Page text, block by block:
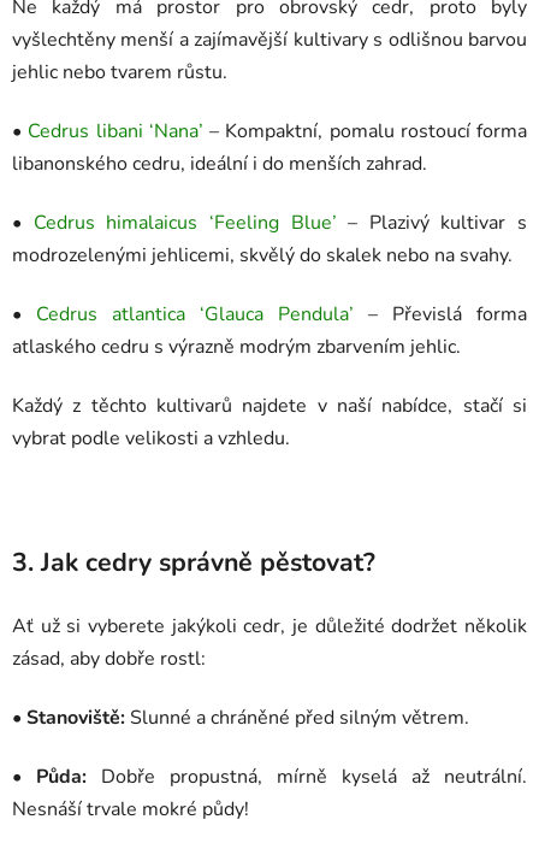
Ne každý má prostor pro obrovský cedr, proto byly
vyšlechtěny menší a zajímavější kultivary s odlišnou barvou
jehlic nebo tvarem růstu.
• Cedrus libani ‘Nana’ – Kompaktní, pomalu rostoucí forma
libanonského cedru, ideální i do menších zahrad.
• Cedrus himalaicus ‘Feeling Blue’ – Plazivý kultivar s
modrozelenými jehlicemi, skvělý do skalek nebo na svahy.
• Cedrus atlantica ‘Glauca Pendula’ – Převislá forma
atlaského cedru s výrazně modrým zbarvením jehlic.
Každý z těchto kultivarů najdete v naší nabídce, stačí si
vybrat podle velikosti a vzhledu.
3. Jak cedry správně pěstovat?
Ať už si vyberete jakýkoli cedr, je důležité dodržet několik
zásad, aby dobře rostl:
• Stanoviště:Slunné a chráněné před silným větrem.
• Půda: Dobře propustná, mírně kyselá až neutrální.
Nesnáší trvale mokré půdy!